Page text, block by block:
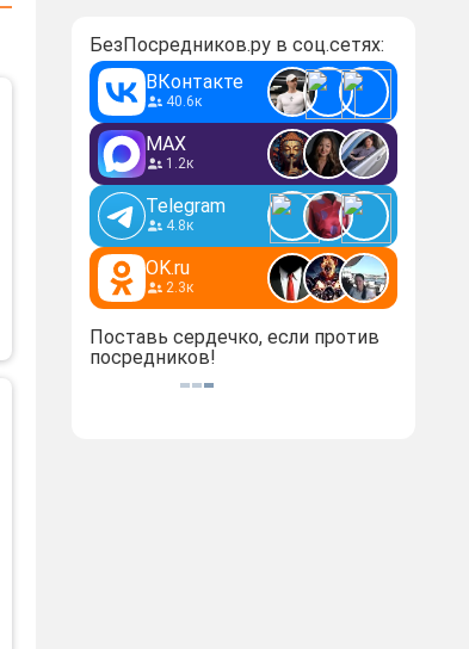
БезПосредников.ру в соц.сетях:
ВКонтакте
40.6к
MAX
1.2к
Telegram
4.8к
OK.ru
2.3к
Поставь сердечко, если против
посредников!